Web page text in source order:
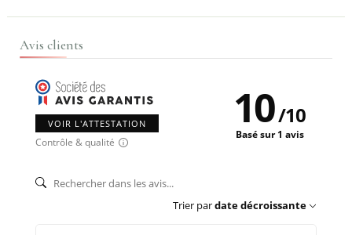
Avis clients
VOIR L'ATTESTATION
Contrôle & qualité
10/10
Basé sur 1 avis
Trier pardate décroissante